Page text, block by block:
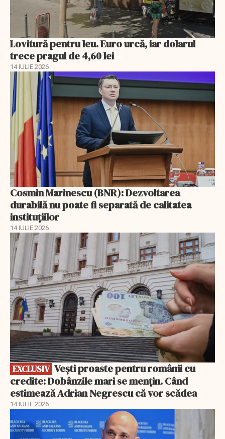
Lovitură pentru leu. Euro urcă, iar dolarul
trece pragul de 4,60 lei
14 IULIE 2026
Cosmin Marinescu (BNR): Dezvoltarea
durabilă nu poate fi separată de calitatea
instituțiilor
14 IULIE 2026
EXCLUSIV
EXCLUSIV
credite: Dobânzile mari se mențin. Când
estimează Adrian Negrescu că vor scădea
14 IULIE 2026